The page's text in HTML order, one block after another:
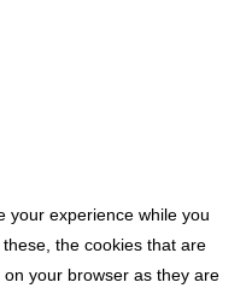
your experience while you
the cookies that are
your browser as they are